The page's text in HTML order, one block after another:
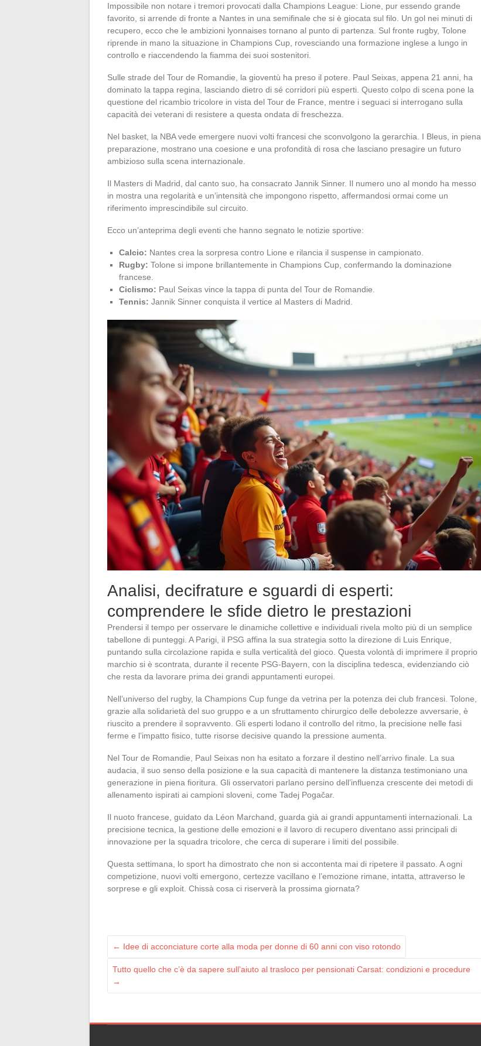
Impossibile non notare i tremori provocati dalla Champions League: Lione, pur essendo grande
favorito, si arrende di fronte a Nantes in una semifinale che si è giocata sul filo. Un gol nei minuti di
recupero, ecco che le ambizioni lyonnaises tornano al punto di partenza. Sul fronte rugby, Tolone
riprende in mano la situazione in Champions Cup, rovesciando una formazione inglese a lungo in
controllo e riaccendendo la fiamma dei suoi sostenitori.
Sulle strade del Tour de Romandie, la gioventù ha preso il potere. Paul Seixas, appena 21 anni, ha
dominato la tappa regina, lasciando dietro di sé corridori più esperti. Questo colpo di scena pone la
questione del ricambio tricolore in vista del Tour de France, mentre i seguaci si interrogano sulla
capacità dei veterani di resistere a questa ondata di freschezza.
Nel basket, la NBA vede emergere nuovi volti francesi che sconvolgono la gerarchia. I Bleus, in piena
preparazione, mostrano una coesione e una profondità di rosa che lasciano presagire un futuro
ambizioso sulla scena internazionale.
Il Masters di Madrid, dal canto suo, ha consacrato Jannik Sinner. Il numero uno al mondo ha messo
in mostra una regolarità e un’intensità che impongono rispetto, affermandosi ormai come un
riferimento imprescindibile sul circuito.
Ecco un’anteprima degli eventi che hanno segnato le notizie sportive:
Calcio: Nantes crea la sorpresa contro Lione e rilancia il suspense in campionato.
Rugby: Tolone si impone brillantemente in Champions Cup, confermando la dominazione
francese.
Ciclismo: Paul Seixas vince la tappa di punta del Tour de Romandie.
Tennis: Jannik Sinner conquista il vertice al Masters di Madrid.
Analisi, decifrature e sguardi di esperti:
comprendere le sfide dietro le prestazioni
Prendersi il tempo per osservare le dinamiche collettive e individuali rivela molto più di un semplice
tabellone di punteggi. A Parigi, il PSG affina la sua strategia sotto la direzione di Luis Enrique,
puntando sulla circolazione rapida e sulla verticalità del gioco. Questa volontà di imprimere il proprio
marchio si è scontrata, durante il recente PSG-Bayern, con la disciplina tedesca, evidenziando ciò
che resta da lavorare prima dei grandi appuntamenti europei.
Nell’universo del rugby, la Champions Cup funge da vetrina per la potenza dei club francesi. Tolone,
grazie alla solidarietà del suo gruppo e a un sfruttamento chirurgico delle debolezze avversarie, è
riuscito a prendere il sopravvento. Gli esperti lodano il controllo del ritmo, la precisione nelle fasi
ferme e l’impatto fisico, tutte risorse decisive quando la pressione aumenta.
Nel Tour de Romandie, Paul Seixas non ha esitato a forzare il destino nell’arrivo finale. La sua
audacia, il suo senso della posizione e la sua capacità di mantenere la distanza testimoniano una
generazione in piena fioritura. Gli osservatori parlano persino dell’influenza crescente dei metodi di
allenamento ispirati ai campioni sloveni, come Tadej Pogačar.
Il nuoto francese, guidato da Léon Marchand, guarda già ai grandi appuntamenti internazionali. La
precisione tecnica, la gestione delle emozioni e il lavoro di recupero diventano assi principali di
innovazione per la squadra tricolore, che cerca di superare i limiti del possibile.
Questa settimana, lo sport ha dimostrato che non si accontenta mai di ripetere il passato. A ogni
competizione, nuovi volti emergono, certezze vacillano e l’emozione rimane, intatta, attraverso le
sorprese e gli exploit. Chissà cosa ci riserverà la prossima giornata?
← Idee di acconciature corte alla moda per donne di 60 anni con viso rotondo
Tutto quello che c’è da sapere sull’aiuto al trasloco per pensionati Carsat: condizioni e procedure
→